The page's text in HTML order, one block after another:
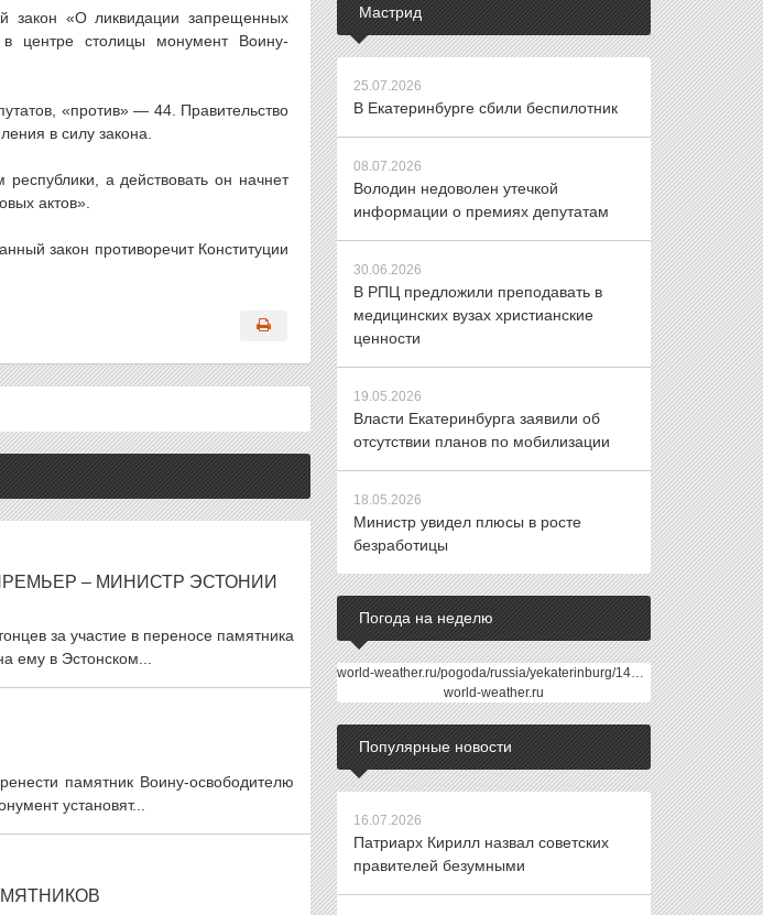
закон «О ликвидации запрещенных
в центре столицы монумент Воину-
«против» — 44. Правительство
в силу закона.
а действовать он начнет
актов».
закон противоречит Конституции
– МИНИСТР ЭСТОНИИ
за участие в переносе памятника
ему в Эстонском...
памятник Воину-освободителю
установят...
Мастрид
25.07.2026
В Екатеринбурге сбили беспилотник
08.07.2026
Володин недоволен утечкой
информации о премиях депутатам
30.06.2026
В РПЦ предложили преподавать в
медицинских вузах христианские
ценности
19.05.2026
Власти Екатеринбурга заявили об
отсутствии планов по мобилизации
18.05.2026
Министр увидел плюсы в росте
безработицы
Погода на неделю
world-weather.ru/pogoda/russia/yekaterinburg/14days/
world-weather.ru
Популярные новости
16.07.2026
Патриарх Кирилл назвал советских
правителей безумными